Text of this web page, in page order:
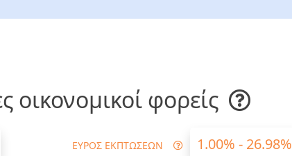
οικονομικοί φορείς
ΕΥΡΟΣ ΕΚΠΤΩΣΕΩΝ 1.00% - 26.98%